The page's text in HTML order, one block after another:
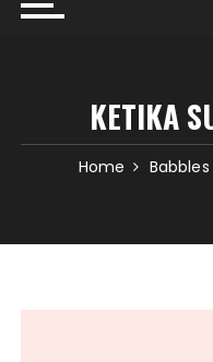
KETIKA
Home Babbles